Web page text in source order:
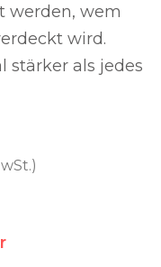
werden, wem
wird.
stärker als jedes